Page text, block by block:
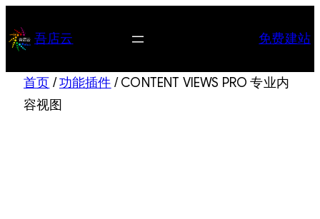
至
吾店云 免费建站
首页 /功能插件 / CONTENT VIEWS PRO 专业内
容视图